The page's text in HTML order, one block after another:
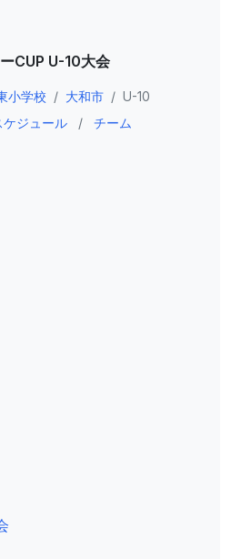
CUP U-10大会
小学校 / 大和市 / U-10
ケジュール / チーム